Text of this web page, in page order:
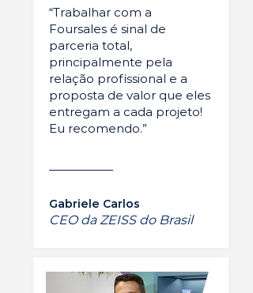
“Trabalhar com a
Foursales é sinal de
parceria total,
principalmente pela
relação profissional e a
proposta de valor que eles
entregam a cada projeto!
Eu recomendo.”
Gabriele Carlos
CEO da ZEISS do Brasil